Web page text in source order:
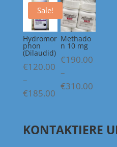
Sale!
Hydromor
phon
(Dilaudid)
€120.00
–
€185.00Price
through
Methado
n 10 mg
€190.00
–
€310.00
KONTAKTIERE